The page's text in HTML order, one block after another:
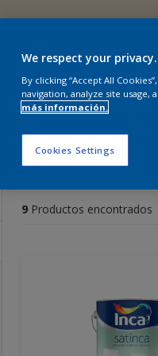
Encuentra
9 Productos encontrados
We respect your privacy.
By clicking “Accept All
navigation, analyze site usage,
más información.
Cookies Settings